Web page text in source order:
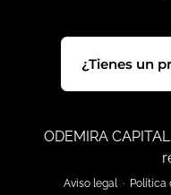
¿Tienes un
ODEMIRA
Aviso legal· Política